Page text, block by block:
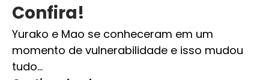
Confira!
Yurako e Mao se conheceram em um
momento de vulnerabilidade e isso mudou
tudo…